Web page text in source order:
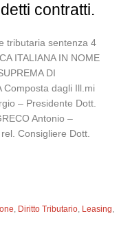
contratti.
tributaria sentenza 4
ITALIANA IN NOME
DI
Composta dagli Ill.mi
– Presidente Dott.
Antonio –
Consigliere Dott.
, Diritto Tributario, Leasing,